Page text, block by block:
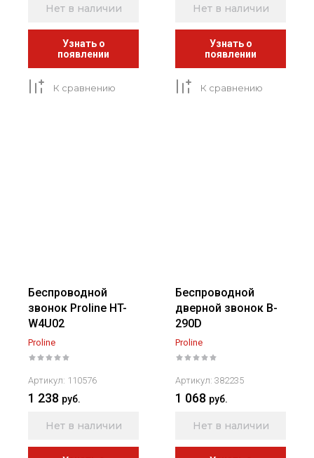
Нет в наличии
Узнать о
появлении
К сравнению
Нет в наличии
Узнать о
появлении
К сравнению
Беспроводной
звонок Proline HT-
W4U02
Proline
Артикул: 110576
1 238 руб.
Нет в наличии
Беспроводной
дверной звонок B-
290D
Proline
Артикул: 382235
1 068 руб.
Нет в наличии